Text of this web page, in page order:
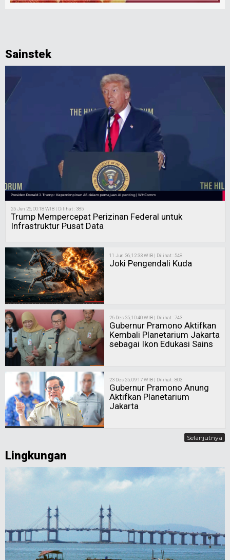
Sainstek
25 Jun 26, 00:18 WIB | Dilihat : 385
Trump Mempercepat Perizinan Federal untuk
Infrastruktur Pusat Data
11 Jun 26, 12:33 WIB | Dilihat : 548
Joki Pengendali Kuda
26 Des 25, 10:40 WIB | Dilihat : 743
Gubernur Pramono Aktifkan
Kembali Planetarium Jakarta
sebagai Ikon Edukasi Sains
23 Des 25, 09:17 WIB | Dilihat : 803
Gubernur Pramono Anung
Aktifkan Planetarium
Jakarta
Selanjutnya
Lingkungan